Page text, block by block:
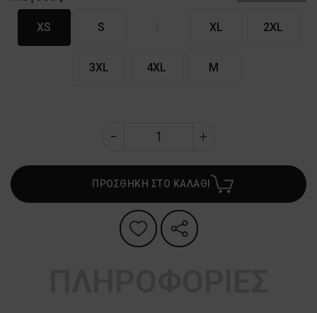
XS S XL 2XL
3XL 4XL M
ΠΡΟΣΘΗΚΗ ΣΤΟ ΚΑΛΑΘΙ